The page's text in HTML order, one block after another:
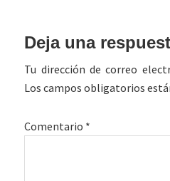
Interacciones
con
los
Deja una
Tu dirección de correo
Los campos obligatorios
Comentario *